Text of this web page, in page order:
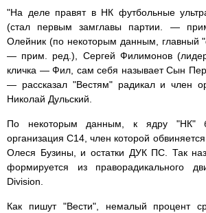
"На деле правят в НК футбольные
(стал первым замглавы партии. —
Олейник (по некоторым данным, главный
— прим. ред.), Сергей Филимонов
кличка — Фил, сам себя называет Сын
— рассказал "Вестям" радикал и член
Николай Дульский.
По некоторым данным, к ядру "НК"
организация С14, член которой
Олеся Бузины, и остатки ДУК ПС. Так
формируется из праворадикального
Division.
Как пишут "Вести", немалый процент